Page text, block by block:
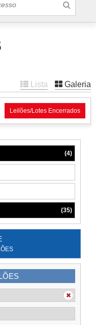
Lista Galeria
Leilões/Lotes Encerrados
(4)
(35)